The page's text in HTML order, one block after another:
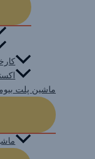
ماشین پلت